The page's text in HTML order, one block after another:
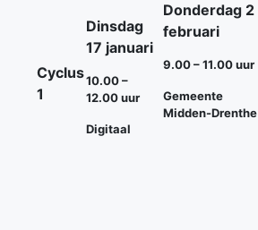
Cyclus
1
Dinsdag
17 januari
10.00 –
12.00 uur
Digitaal
Donderdag 2
februari
9.00 – 11.00 uur
Gemeente
Midden-Drenthe